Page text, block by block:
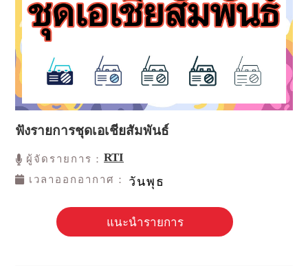
ฟังรายการชุดเอเชียสัมพันธ์
ผู้จัดรายการ：RTI
เวลาออกอากาศ： วันพุธ
แนะนำรายการ